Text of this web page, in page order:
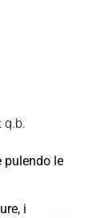
q.b.
pulendo le
i